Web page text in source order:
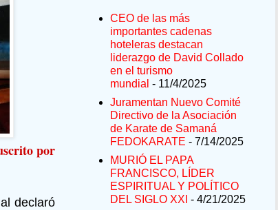
por
declaró
CEO de las más
importantes cadenas
hoteleras destacan
liderazgo de David Collado
en el turismo
mundial - 11/4/2025
Juramentan Nuevo Comité
Directivo de la Asociación
de Karate de Samaná
FEDOKARATE - 7/14/2025
MURIÓ EL PAPA
FRANCISCO, LÍDER
ESPIRITUAL Y POLÍTICO
DEL SIGLO XXI - 4/21/2025